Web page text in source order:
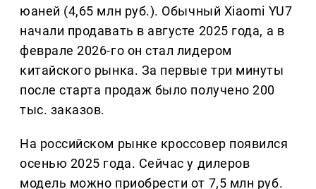
юаней (4,65 млн руб.). Обычный Xiaomi YU7
начали продавать в августе 2025 года, а в
феврале 2026-го он стал лидером
китайского рынка. За первые три минуты
после старта продаж было получено 200
тыс. заказов.
На российском рынке кроссовер появился
осенью 2025 года. Сейчас у дилеров
модель можно приобрести от 7,5 млн руб.